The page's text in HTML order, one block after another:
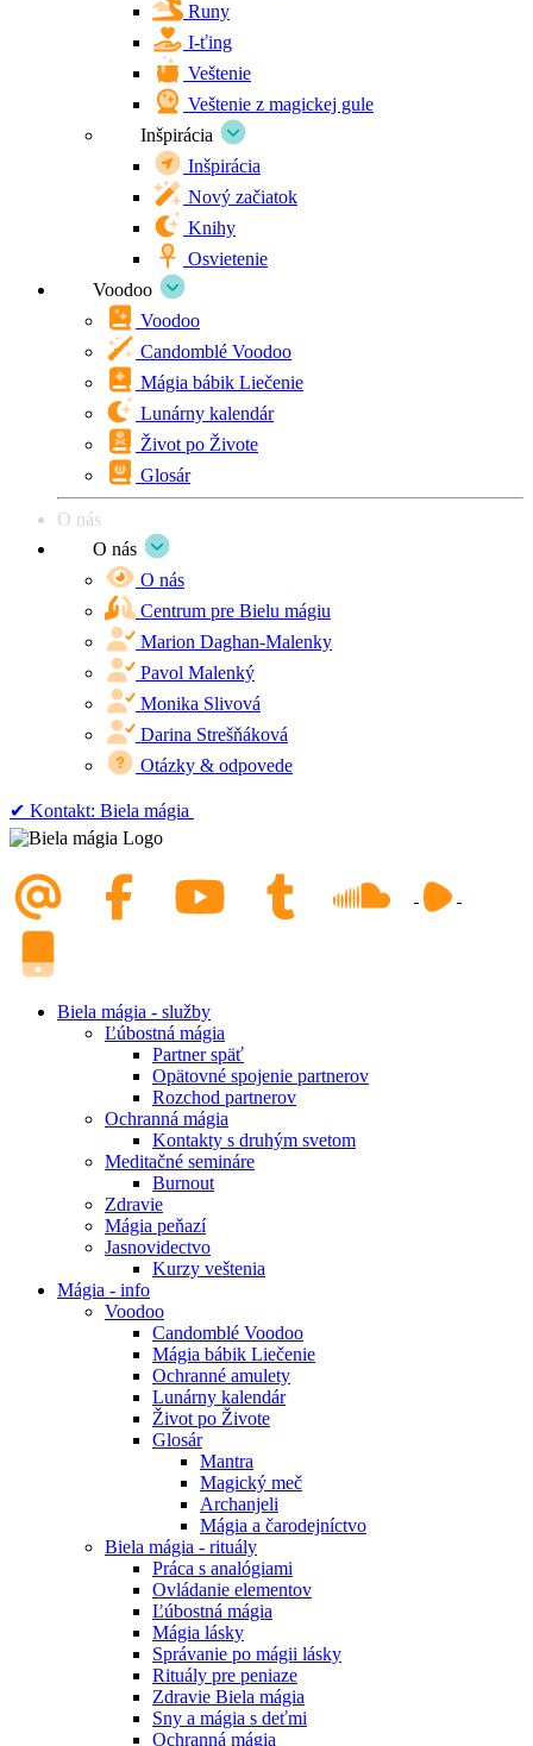
Runy
I-ťing
Veštenie
Veštenie z magickej gule
Inšpirácia
Inšpirácia
Nový začiatok
Knihy
Osvietenie
Voodoo
Voodoo
Candomblé Voodoo
Mágia bábik Liečenie
Lunárny kalendár
Život po Živote
Glosár
O nás
O nás
O nás
Centrum pre Bielu mágiu
Marion Daghan-Malenky
Pavol Malenký
Monika Slivová
Darina Strešňáková
Otázky & odpovede
✔︎ Kontakt: Biela mágia
Biela mágia - služby
Ľúbostná mágia
Partner späť
Opätovné spojenie partnerov
Rozchod partnerov
Ochranná mágia
Kontakty s druhým svetom
Meditačné semináre
Burnout
Zdravie
Mágia peňazí
Jasnovidectvo
Kurzy veštenia
Mágia - info
Voodoo
Candomblé Voodoo
Mágia bábik Liečenie
Ochranné amulety
Lunárny kalendár
Život po Živote
Glosár
Mantra
Magický meč
Archanjeli
Mágia a čarodejníctvo
Biela mágia - rituály
Práca s analógiami
Ovládanie elementov
Ľúbostná mágia
Mágia lásky
Správanie po mágii lásky
Rituály pre peniaze
Zdravie Biela mágia
Sny a mágia s deťmi
Ochranná mágia